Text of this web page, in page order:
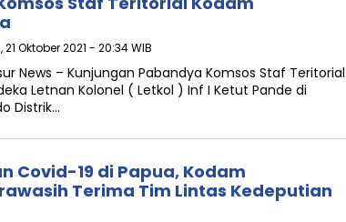
21 Oktober 2021 - 20:34 WIB
News – Kunjungan Pabandya Komsos Staf Teritorial
Letnan Kolonel ( Letkol ) Inf I Ketut Pande di
Distrik…
Covid-19 di Papua, Kodam
Terima Tim Lintas Kedeputian